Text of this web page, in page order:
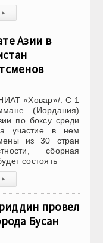
▸
Азии в
«Ховар»/. С 1
(Иордания)
по боксу среди
участие в нем
из 30 стран
сборная
состоять
▸
провел
Бусан